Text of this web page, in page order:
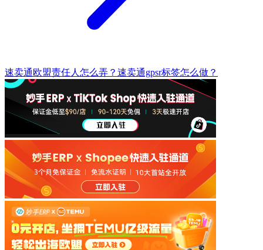
速卖通欧盟责任人怎么弄？速卖通gpsr标签怎么做？